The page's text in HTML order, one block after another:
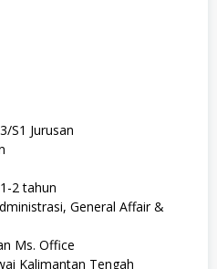
S1 Jurusan
2 tahun
General Affair &
Ms. Office
Kalimantan Tengah